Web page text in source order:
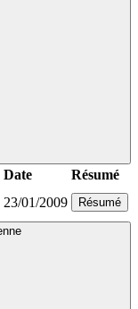
Date
Résumé
23/01/2009 Résumé